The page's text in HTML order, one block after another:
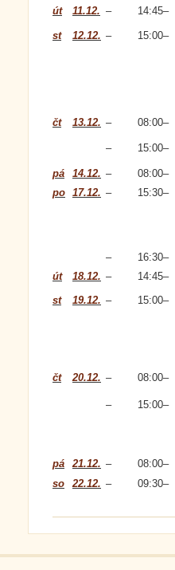
út
11.12. – 14:45–
st 12.12. – 15:00–
čt
13.12. – 08:00–
– 15:00–
pá 14.12. – 08:00–
po 17.12. – 15:30–
–
16:30–
út
18.12. – 14:45–
st
19.12. – 15:00–
čt
20.12. – 08:00–
– 15:00–
pá 21.12. – 08:00–
so
22.12. – 09:30–